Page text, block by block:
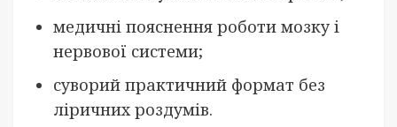
медичні пояснення роботи мозку і
нервової системи;
суворий практичний формат без
ліричних роздумів.